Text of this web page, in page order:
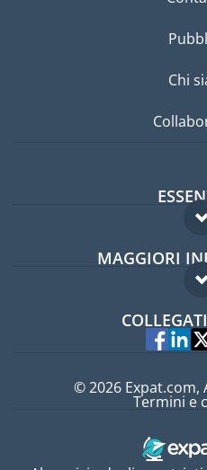
Chi
Forum
Guida
MAGGIORI
© 2026 Expat.com,
Termini e